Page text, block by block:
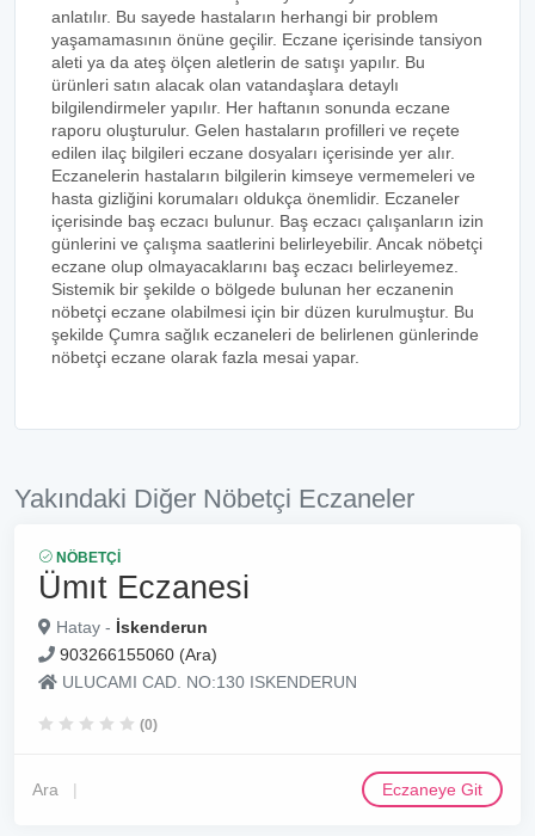
anlatılır. Bu sayede hastaların herhangi bir problem
yaşamamasının önüne geçilir. Eczane içerisinde tansiyon
aleti ya da ateş ölçen aletlerin de satışı yapılır. Bu
ürünleri satın alacak olan vatandaşlara detaylı
bilgilendirmeler yapılır. Her haftanın sonunda eczane
raporu oluşturulur. Gelen hastaların profilleri ve reçete
edilen ilaç bilgileri eczane dosyaları içerisinde yer alır.
Eczanelerin hastaların bilgilerin kimseye vermemeleri ve
hasta gizliğini korumaları oldukça önemlidir. Eczaneler
içerisinde baş eczacı bulunur. Baş eczacı çalışanların izin
günlerini ve çalışma saatlerini belirleyebilir. Ancak nöbetçi
eczane olup olmayacaklarını baş eczacı belirleyemez.
Sistemik bir şekilde o bölgede bulunan her eczanenin
nöbetçi eczane olabilmesi için bir düzen kurulmuştur. Bu
şekilde Çumra sağlık eczaneleri de belirlenen günlerinde
nöbetçi eczane olarak fazla mesai yapar.
Yakındaki Diğer Nöbetçi Eczaneler
NÖBETÇI
Ümıt Eczanesi
Hatay - İskenderun
903266155060 (Ara)
ULUCAMI CAD. NO:130 ISKENDERUN
(0)
Ara Eczaneye Git